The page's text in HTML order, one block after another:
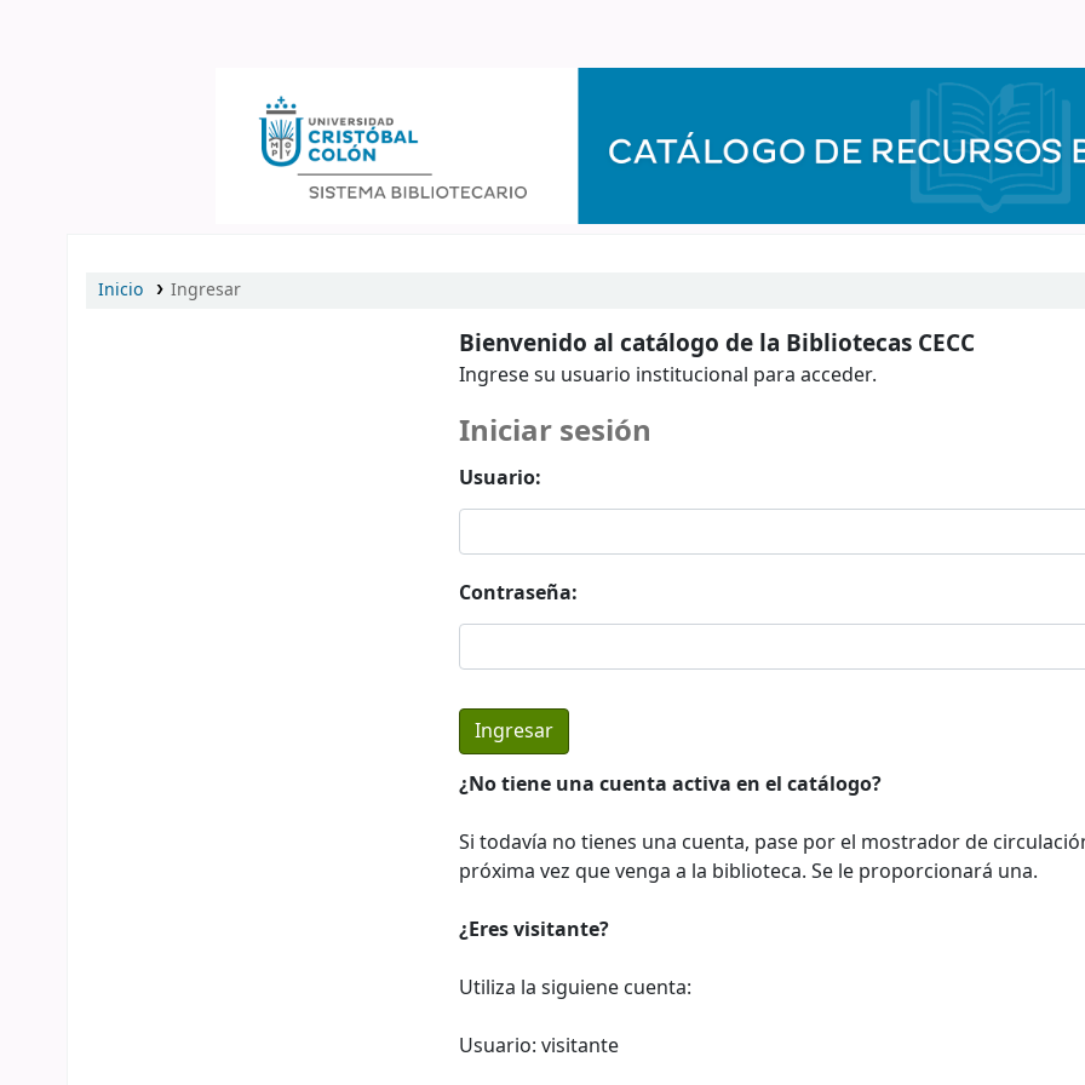
Inicio Ingresar
Bienvenido al catálogo de la Bibliotecas CECC
Ingrese su usuario institucional para acceder.
Iniciar sesión
Usuario:
Contraseña:
¿No tiene una cuenta activa en el catálogo?
Si todavía no tienes una cuenta, pase por el mostrador de
próxima vez que venga a la biblioteca. Se le proporcionará una.
¿Eres visitante?
Utiliza la siguiene cuenta:
Usuario: visitante